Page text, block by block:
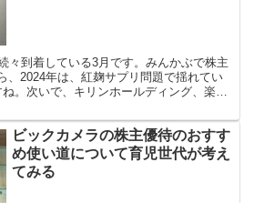
々到着している3月です。みんかぶで株主
、2024年は、紅麹サプリ問題で揺れてい
。次いで、キリンホールディング、楽天
ビックカメラの株主優待のおすす
め使い道について育児世代が考え
てみる